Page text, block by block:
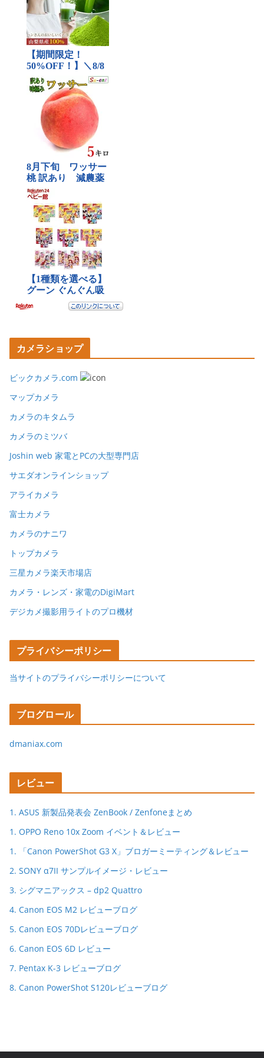
カメラショップ
ビックカメラ.com
マップカメラ
カメラのキタムラ
カメラのミツバ
Joshin web 家電とPCの大型専門店
サエダオンラインショップ
アライカメラ
富士カメラ
カメラのナニワ
トップカメラ
三星カメラ楽天市場店
カメラ・レンズ・家電のDigiMart
デジカメ撮影用ライトのプロ機材
プライバシーポリシー
当サイトのプライバシーポリシーについて
ブログロール
dmaniax.com
レビュー
1. ASUS 新製品発表会 ZenBook / Zenfoneまとめ
1. OPPO Reno 10x Zoom イベント＆レビュー
1. 「Canon PowerShot G3 X」ブロガーミーティング＆レビュー
2. SONY α7II サンプルイメージ・レビュー
3. シグマニアックス – dp2 Quattro
4. Canon EOS M2 レビューブログ
5. Canon EOS 70Dレビューブログ
6. Canon EOS 6D レビュー
7. Pentax K-3 レビューブログ
8. Canon PowerShot S120レビューブログ